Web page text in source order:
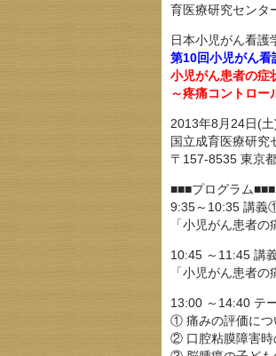
育医療研究センタ
日本小児がん看護
第10回小児がん看
小児がん患者の症
～疼痛コントロー
2013年8月24日(
国立成育医療研究
〒157-8535 東京
■■■プログラム■■■
9:35～10:35 講義
「小児がん患者の
10:45 ～11:45 講
「小児がん患者の
13:00 ～14:40 テ
① 痛みの評価につ
② 口腔粘膜障害時